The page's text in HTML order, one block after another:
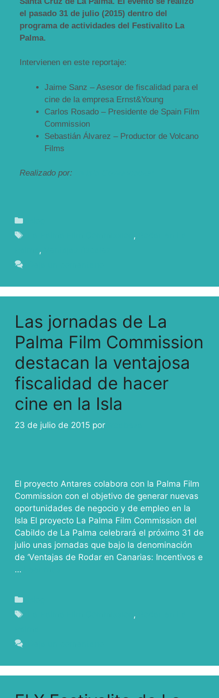
el pasado 31 de julio (2015) dentro del
programa de actividades del Festivalito La
Palma.
Intervienen en este reportaje:
Jaime Sanz – Asesor de fiscalidad para el
cine de la empresa Ernst&Young
Carlos Rosado – Presidente de Spain Film
Commission
Sebastián Álvarez – Productor de Volcano
Films
Realizado por:
,
,
Las jornadas de La
Palma Film Commission
destacan la ventajosa
fiscalidad de hacer
cine en la Isla
23 de julio de 2015 por
El proyecto Antares colabora con la Palma Film
Commission con el objetivo de generar nuevas
oportunidades de negocio y de empleo en la
Isla El proyecto La Palma Film Commission del
Cabildo de La Palma celebrará el próximo 31 de
julio unas jornadas que bajo la denominación
de ‘Ventajas de Rodar en Canarias: Incentivos e
…
,